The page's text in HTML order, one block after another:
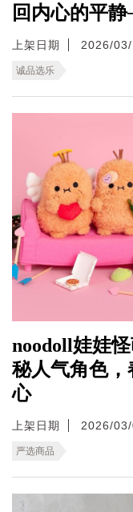
回内心的平
上架日期 2026/
诚品选乐
noodoll娃娃
秘人气角色
心
上架日期 2026/
严选商品